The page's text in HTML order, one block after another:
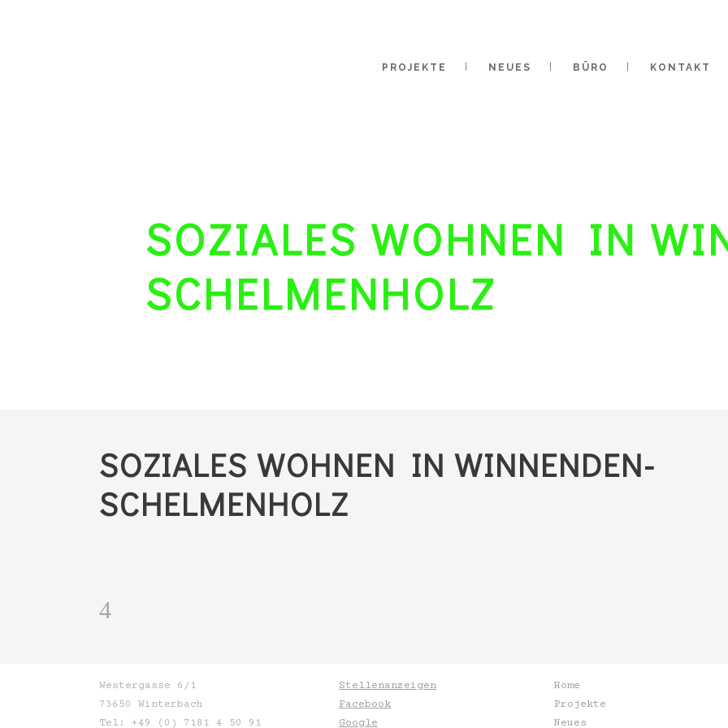
PROJEKTE NEUES BÜRO KONTAKT
SOZIALES WOHNEN IN
SCHELMENHOLZ
SOZIALES WOHNEN IN WINNENDEN-
SCHELMENHOLZ
Westergasse 6/1
73650 Winterbach
Tel: +49 (0) 7181 4 50 91
Stellenanzeigen
Facebook
Google
Home
Projekte
Neues